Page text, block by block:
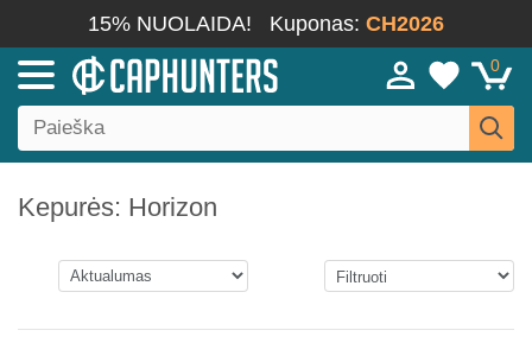
15% NUOLAIDA! Kuponas: CH2026
0
Kepurės: Horizon